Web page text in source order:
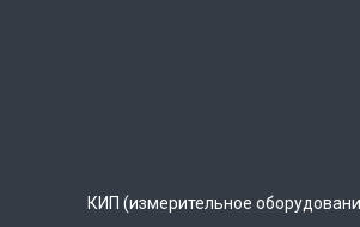
КИП (измерительное